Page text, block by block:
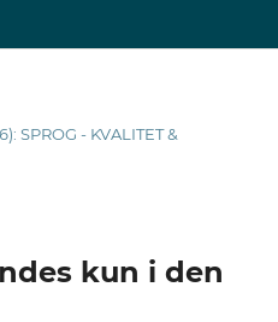
SPROG - KVALITET &
kun i den